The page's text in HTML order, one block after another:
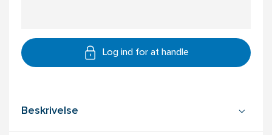
Log ind for at handle
Beskrivelse